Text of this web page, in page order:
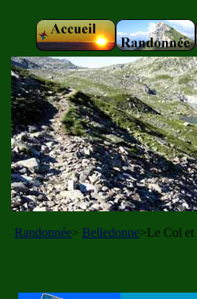
Randonnée> Belledonne>Le Col et